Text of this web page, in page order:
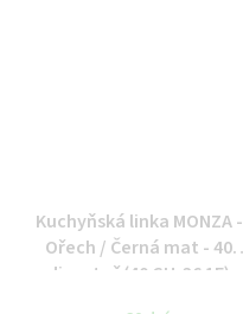
Kuchyňská linka MONZA -
Ořech / Černá mat - 40
digestoř (40 GU-36 1F)